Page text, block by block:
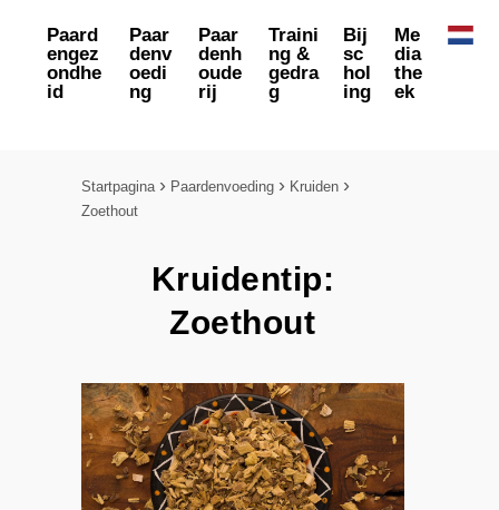
Paard
engez
ondhe
id
Paar
denv
oedi
ng
Paar
denh
oude
rij
Traini
ng &
gedra
g
Bij
sc
hol
ing
Me
dia
the
ek
Startpagina Paardenvoeding
Kruiden
Zoethout
Kruidentip:
Zoethout